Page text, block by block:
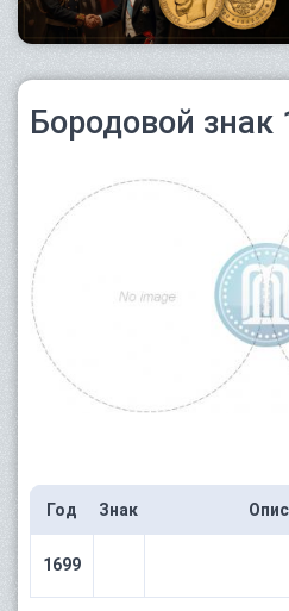
Бородовой знак
Год Знак
1699